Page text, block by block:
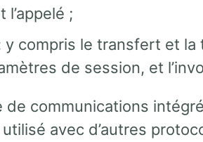
l’appelé ;
y compris le transfert et la
de session, et
de communications
avec d’autres